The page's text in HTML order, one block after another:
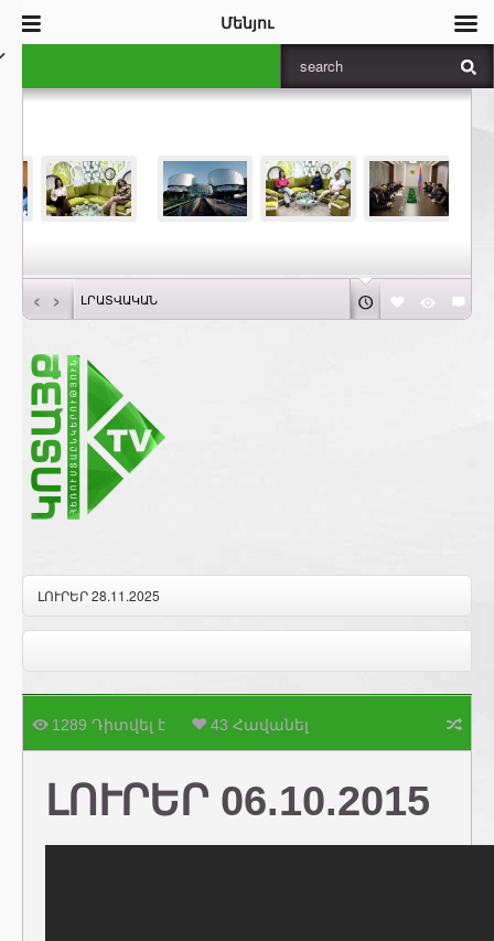
‹ › ԼՐԱՏՎԱԿԱՆ
ԼՈՒՐԵՐ 28.11.2025
1289 Դիտվել է 43 Հավանել
ԼՈՒՐԵՐ 06.10.2015
Մենյու